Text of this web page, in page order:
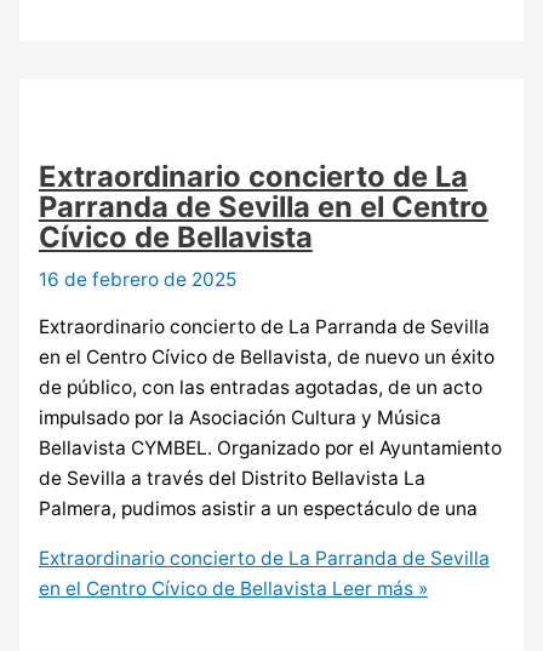
Extraordinario concierto de La
Parranda de Sevilla en el Centro
Cívico de Bellavista
16 de febrero de 2025
Extraordinario concierto de La Parranda de Sevilla
en el Centro Cívico de Bellavista, de nuevo un éxito
de público, con las entradas agotadas, de un acto
impulsado por la Asociación Cultura y Música
Bellavista CYMBEL. Organizado por el Ayuntamiento
de Sevilla a través del Distrito Bellavista La
Palmera, pudimos asistir a un espectáculo de una
Extraordinario concierto de La Parranda de Sevilla
en el Centro Cívico de Bellavista Leer más »